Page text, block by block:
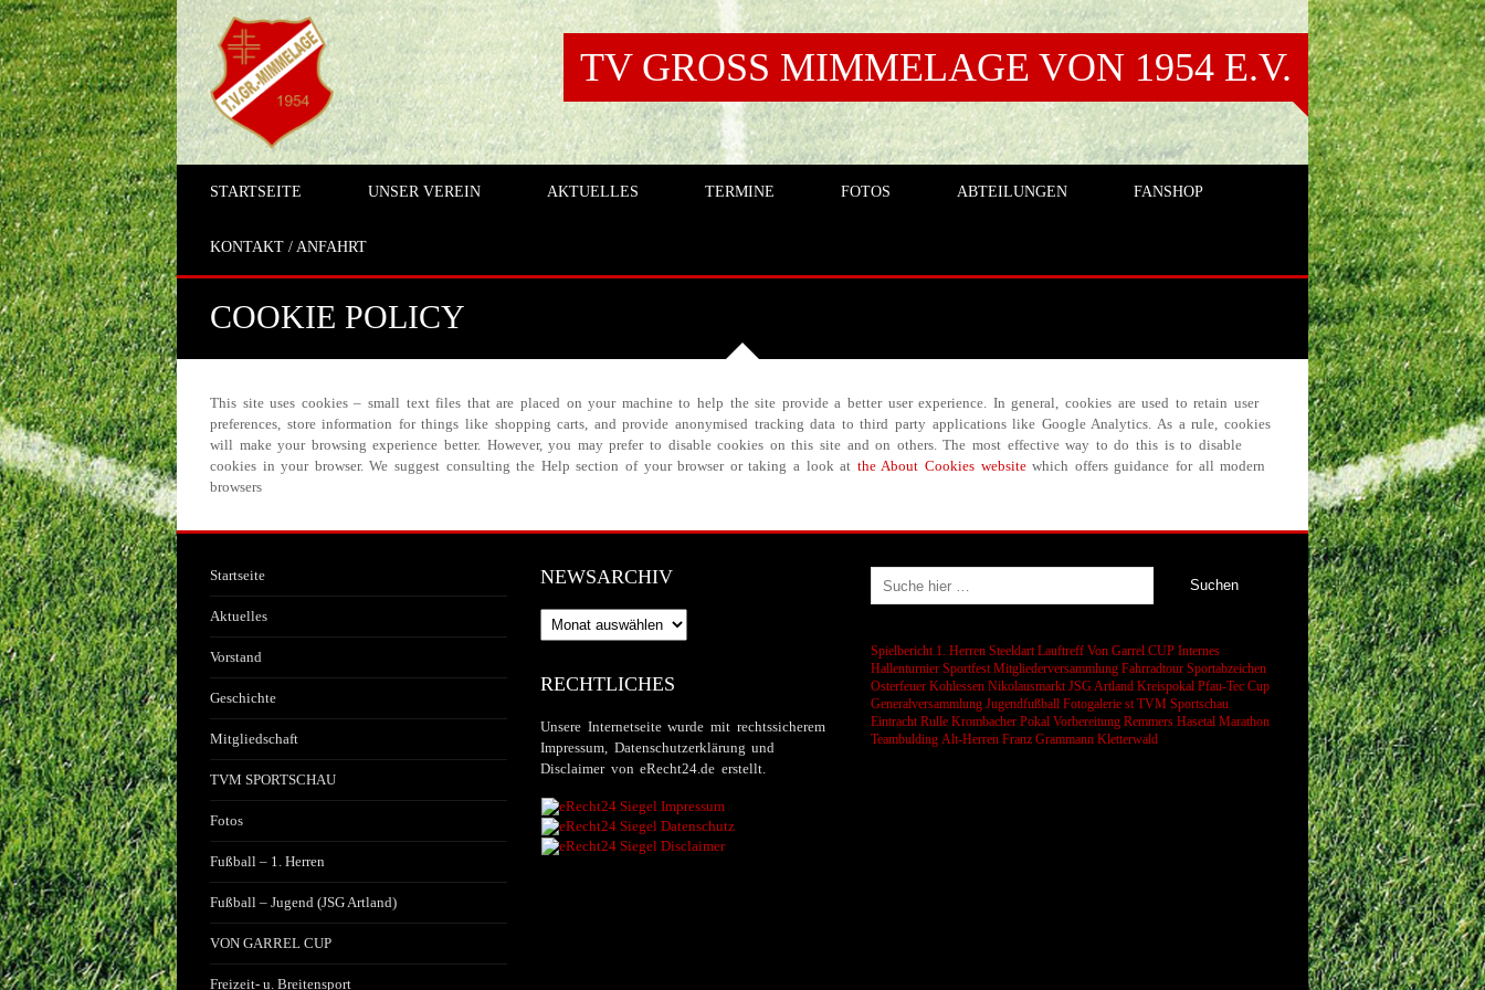
TV GROSS MIMMELAGE VON 1954 E.V.
STARTSEITE UNSER VEREIN AKTUELLES TERMINE FOTOS ABTEILUNGEN FANSHOP
KONTAKT / ANFAHRT
COOKIE POLICY
This site uses cookies – small text files that are placed on your machine to help the site provide a better user experience. In general, cookies are used to retain user
preferences, store information for things like shopping carts, and provide anonymised tracking data to third party applications like Google Analytics. As a rule, cookies
will make your browsing experience better. However, you may prefer to disable cookies on this site and on others. The most effective way to do this is to disable
cookies in your browser. We suggest consulting the Help section of your browser or taking a look at the About Cookies websitewhich offers guidance for all modern
browsers
Startseite
Aktuelles
Vorstand
Geschichte
Mitgliedschaft
TVM SPORTSCHAU
Fotos
Fußball – 1. Herren
Fußball – Jugend (JSG Artland)
VON GARREL CUP
Freizeit- u. Breitensport
NEWSARCHIV
Newsarchiv
RECHTLICHES
Unsere Internetseite wurde mit rechtssicherem
Impressum, Datenschutzerklärung und
Disclaimer von eRecht24.de erstellt.
Spielbericht 1. Herren Steeldart Lauftreff Von Garrel CUP Internes
Hallenturnier Sportfest Mitgliederversammlung Fahrradtour Sportabzeichen
Osterfeuer Kohlessen Nikolausmarkt JSG Artland Kreispokal Pfau-Tec Cup
Generalversammlung Jugendfußball Fotogalerie st TVM Sportschau
Eintracht Rulle Krombacher Pokal Vorbereitung Remmers Hasetal Marathon
Teambulding Alt-Herren Franz Grammann Kletterwald